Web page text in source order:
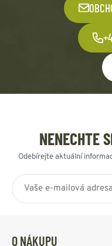
NENECHTE
Odebírejte aktuální
O NÁKUPU